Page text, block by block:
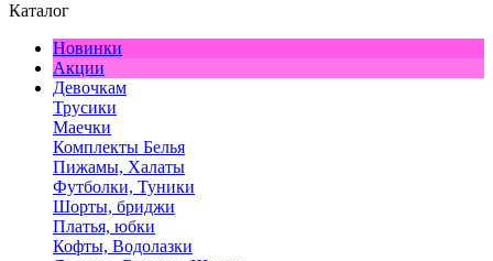
Каталог
Новинки
Акции
Девочкам
Трусики
Маечки
Комплекты Белья
Пижамы, Халаты
Футболки, Туники
Шорты, бриджи
Платья, юбки
Кофты, Водолазки